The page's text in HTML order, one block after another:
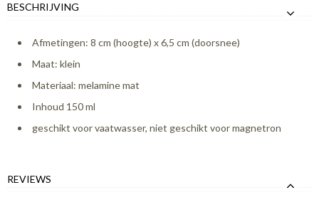
BESCHRIJVING
Afmetingen: 8 cm (hoogte) x 6,5 cm (doorsnee)
Maat: klein
Materiaal: melamine mat
Inhoud 150 ml
geschikt voor vaatwasser, niet geschikt voor magnetron
REVIEWS